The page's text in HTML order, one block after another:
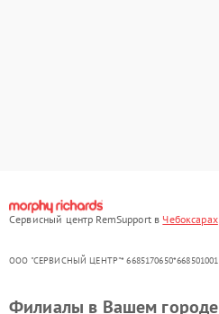
Сервисный центр RemSupport в Чебоксарах
ООО "СЕРВИСНЫЙ ЦЕНТР"* 6685170650*668501001
Филиалы в Вашем городе